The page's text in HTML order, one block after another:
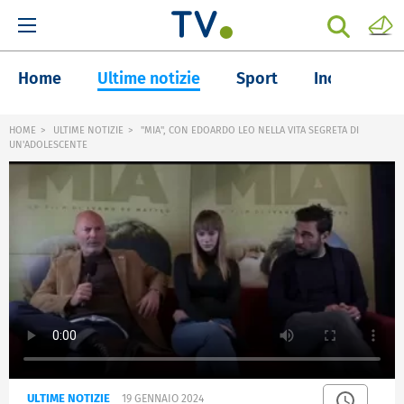
Home Ultime notizie Sport Inchieste
HOME ULTIME NOTIZIE
"MIA", CON EDOARDO LEO NELLA VITA SEGRETA DI
UN'ADOLESCENTE
ULTIME NOTIZIE 19 GENNAIO 2024